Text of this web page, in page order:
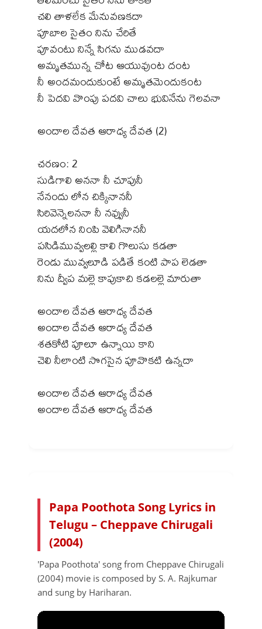
చలి తాళలేక మేనువణకదా
పూబాల సైతం నిను చేరితే
పూవంటు నిన్నే సిగను ముడవదా
అమృతమున్న చోట ఆయువుంట దంట
నీ అందమందుకుంటే అమృతమెందుకంట
నీ పెదవి వొంపు పదవి చాలు భువినేను గెలవనా
అందాల దేవత ఆరాధ్య దేవత (2)
చరణం: 2
సుడిగాలి అననా నీ చూపునీ
నేనందు లోన చిక్కినాననీ
సిరివెన్నెలననా నీ నవ్వునీ
యదలోన నింపి వెలిగినాననీ
పసిడిమువ్వలల్లి కాలి గొలుసు కడతా
రెండు మువ్వలూడి పడితే కంటి పాప లెడతా
నిను ద్వీప మల్లె కాపుకాచి కడలల్లె మారుతా
అందాల దేవత ఆరాధ్య దేవత
అందాల దేవత ఆరాధ్య దేవత
శతకోటి పూలూ ఉన్నాయి కాని
చెలి నీలాంటి సొగసైన పూవొకటి ఉన్నదా
అందాల దేవత ఆరాధ్య దేవత
అందాల దేవత ఆరాధ్య దేవత
Papa Poothota Song Lyrics in
Telugu – Cheppave Chirugali
(2004)
'Papa Poothota' song from Cheppave Chirugali
(2004) movie is composed by S. A. Rajkumar
and sung by Hariharan.